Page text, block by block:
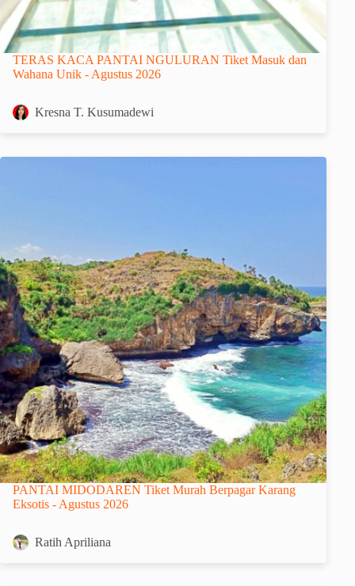
TERAS KACA PANTAI NGULURAN Tiket Masuk dan
Wahana Unik - Agustus 2026
Kresna T. Kusumadewi
PANTAI MIDODAREN Tiket Murah Berpagar Karang
Eksotis - Agustus 2026
Ratih Apriliana